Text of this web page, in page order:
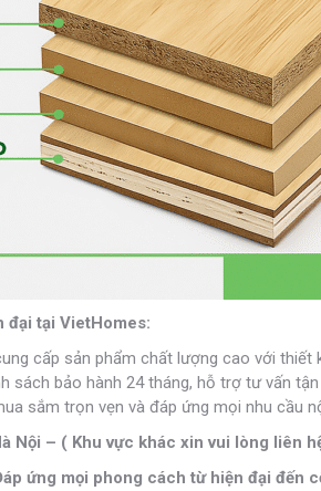
đại tại VietHomes:
cấp sản phẩm chất lượng cao với thiết
sách bảo hành 24 tháng, hỗ trợ tư vấn
sắm trọn vẹn và đáp ứng mọi nhu cầu
Nội – ( Khu vực khác xin vui lòng liên
ứng mọi phong cách từ hiện đại đến